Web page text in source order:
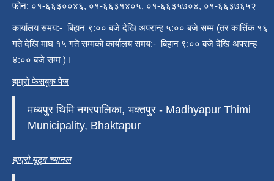
फोन: ०१-६६३००४६, ०१-६६३१४०५, ०१-६६३५७०४, ०१-६६३७६५२
कार्यालय समय:- बिहान ९:०० बजे देखि अपरान्ह ५:०० बजे सम्म (तर कार्त्तिक १६
गते देखि माघ १५ गते सम्मको कार्यालय समय:- बिहान ९:०० बजे देखि अपरान्ह
४:०० बजे सम्म )।
हाम्रो फेसबुक पेज
मध्यपुर थिमि नगरपालिका, भक्तपुर - Madhyapur Thimi
Municipality, Bhaktapur
हाम्रो यूटुव च्यानल